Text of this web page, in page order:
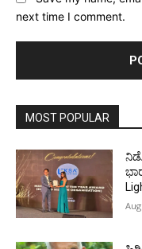
next time I comment.
MOST POPULAR